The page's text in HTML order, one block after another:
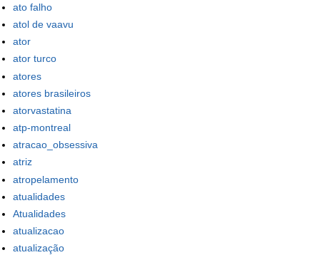
ato falho
atol de vaavu
ator
ator turco
atores
atores brasileiros
atorvastatina
atp-montreal
atracao_obsessiva
atriz
atropelamento
atualidades
Atualidades
atualizacao
atualização